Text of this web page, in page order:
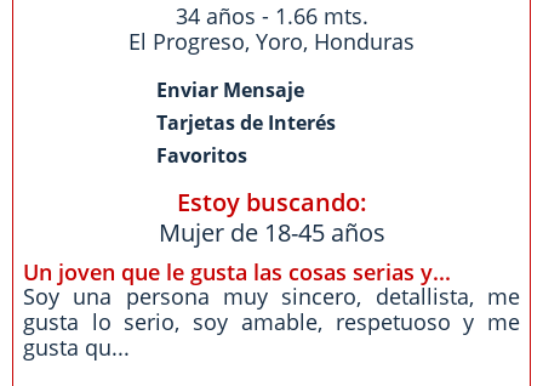
34 años - 1.66 mts.
El Progreso, Yoro, Honduras
Enviar Mensaje
Tarjetas de Interés
Favoritos
Estoy buscando:
Mujer de 18-45 años
Un joven que le gusta las cosas serias y...
Soy una persona muy sincero, detallista, me
gusta lo serio, soy amable, respetuoso y me
gusta qu...